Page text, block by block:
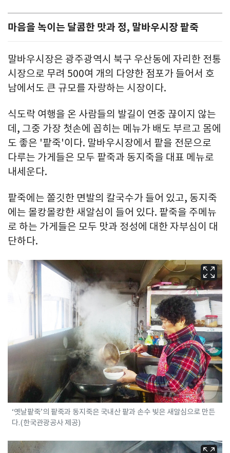
마음을 녹이는 달콤한 맛과 정, 말바우시장 팥죽
말바우시장은 광주광역시 북구 우산동에 자리한 전통
시장으로 무려 500여 개의 다양한 점포가 들어서 호
남에서도 큰 규모를 자랑하는 시장이다.
식도락 여행을 온 사람들의 발길이 연중 끊이지 않는
데, 그중 가장 첫손에 꼽히는 메뉴가 배도 부르고 몸에
도 좋은 '팥죽'이다. 말바우시장에서 팥을 전문으로
다루는 가게들은 모두 팥죽과 동지죽을 대표 메뉴로
내세운다.
팥죽에는 쫄깃한 면발의 칼국수가 들어 있고, 동지죽
에는 몰캉몰캉한 새알심이 들어 있다. 팥죽을 주메뉴
로 하는 가게들은 모두 맛과 정성에 대한 자부심이 대
단하다.
‘옛날팥죽’의 팥죽과 동지죽은 국내산 팥과 손수 빚은 새알심으로 만든
다.(한국관광공사 제공)